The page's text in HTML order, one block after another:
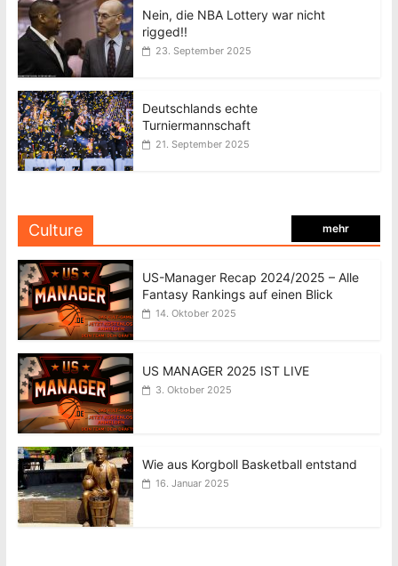
Nein, die NBA Lottery war nicht
rigged!!
23. September 2025
Deutschlands echte
Turniermannschaft
21. September 2025
Culture mehr
US-Manager Recap 2024/2025 – Alle
Fantasy Rankings auf einen Blick
14. Oktober 2025
US MANAGER 2025 IST LIVE
3. Oktober 2025
Wie aus Korgboll Basketball entstand
16. Januar 2025